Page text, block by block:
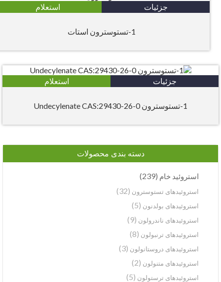
جزئیات استعلام
جزئیات استعلام
دسته بندی محصولات
استروئید خام(239)
استروئیدهای تستوسترون(32)
استروئیدهای بولدنون(5)
استروئیدهای ناندرولون(9)
استروئیدهای ترنبولون(8)
استروئیدهای دروستانولون(3)
استروئیدهای متنولون(2)
استروئیدهای ترستولون(5)